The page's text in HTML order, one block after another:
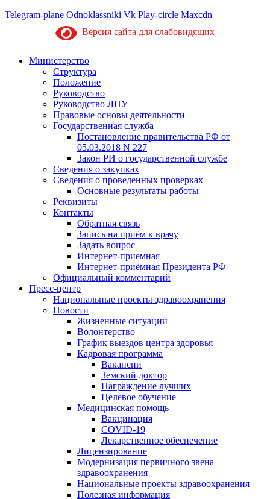
Telegram-plane Odnoklassniki Vk Play-circle Maxcdn
Версия сайта для слабовидящих
Министерство
Структура
Положение
Руководство
Руководство ЛПУ
Правовые основы деятельности
Государственная служба
Постановление правительства РФ от
05.03.2018 N 227
Закон РИ о государственной службе
Сведения о закупках
Сведения о проведенных проверках
Основные результаты работы
Реквизиты
Контакты
Обратная связь
Запись на приём к врачу
Задать вопрос
Интернет-приемная
Интернет-приёмная Президента РФ
Официальный комментарий
Пресс-центр
Национальные проекты здравоохранения
Новости
Жизненные ситуации
Волонтерство
График выездов центра здоровья
Кадровая программа
Вакансии
Земский доктор
Награждение лучших
Целевое обучение
Медицинская помощь
Вакцинация
COVID-19
Лекарственное обеспечение
Лицензирование
Модернизация первичного звена
здравоохранения
Национальные проекты здравоохранения
Полезная информация